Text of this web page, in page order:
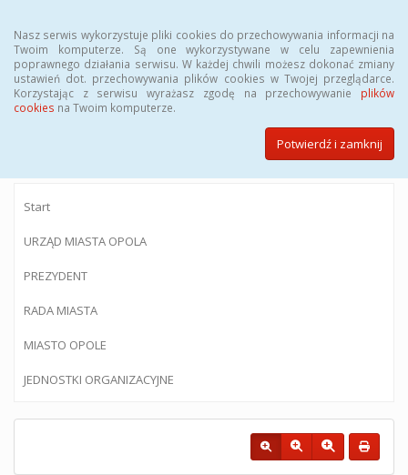
Nasz serwis wykorzystuje pliki cookies do przechowywania informacji na
Twoim komputerze. Są one wykorzystywane w celu zapewnienia
poprawnego działania serwisu. W każdej chwili możesz dokonać zmiany
ustawień dot. przechowywania plików cookies w Twojej przeglądarce.
Korzystając z serwisu wyrażasz zgodę na przechowywanie plików
cookies na Twoim komputerze.
Potwierdź i zamknij
BIULETYN INFORMACJI PUBLICZNEJ
Urzędu Miasta Opola
Start
URZĄD MIASTA OPOLA
PREZYDENT
RADA MIASTA
MIASTO OPOLE
JEDNOSTKI ORGANIZACYJNE